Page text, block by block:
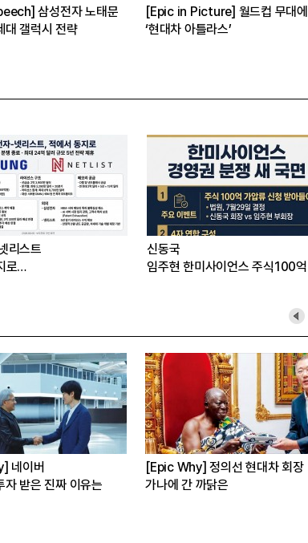
선
[사건의 재구성] LG화학
6년 OLED 특허전 승소 전모
[심층분석] 삼
리스트
로…
신동국
임주현 한미사이언스 주식100
[Epic Why] 김남구 회장의 ‘보험사
인수’
[Epic Why] 러트닉
삼성·SK에 생산시